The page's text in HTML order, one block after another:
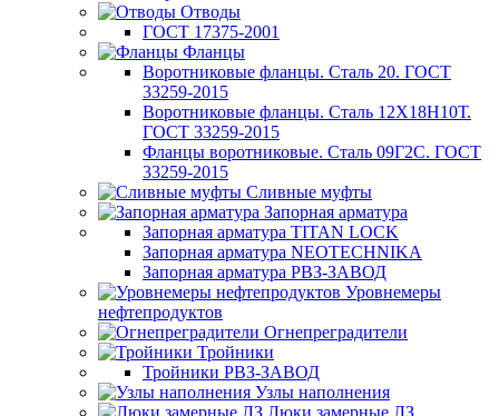
Отводы
ГОСТ 17375-2001
Фланцы
Воротниковые фланцы. Сталь 20. ГОСТ
33259-2015
Воротниковые фланцы. Сталь 12Х18Н10Т.
ГОСТ 33259-2015
Фланцы воротниковые. Сталь 09Г2С. ГОСТ
33259-2015
Сливные муфты
Запорная арматура
Запорная арматура TITAN LOCK
Запорная арматура NEOTECHNIKA
Запорная арматура РВЗ-ЗАВОД
Уровнемеры
нефтепродуктов
Огнепреградители
Тройники
Тройники РВЗ-ЗАВОД
Узлы наполнения
Люки замерные ЛЗ